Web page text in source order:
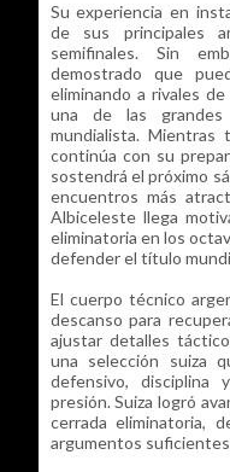
Su experiencia en
de sus principales
semifinales. Sin
demostrado que
eliminando a rivales
una de las grandes
mundialista.
continúa con su
sostendrá el próximo
encuentros más
Albiceleste llega
eliminatoria en los
defender el título
El cuerpo técnico
descanso para
ajustar detalles
una selección suiza
defensivo, disciplina
presión. Suiza logró
cerrada eliminatoria,
argumentos suficientes